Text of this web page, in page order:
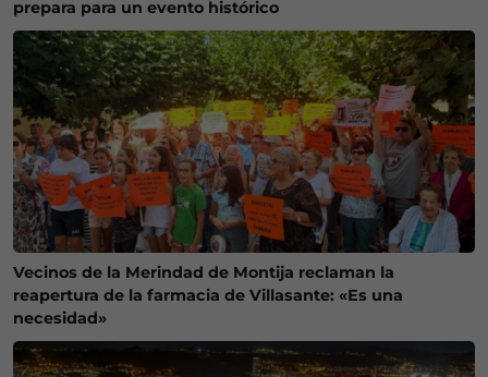
prepara para un evento histórico
Vecinos de la Merindad de Montija reclaman la
reapertura de la farmacia de Villasante: «Es una
necesidad»